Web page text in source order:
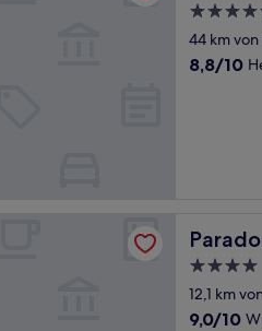
5.0-
Sterne-
44 km
8.8
8,8/10
Parador
4.0-
Sterne-
12,1 km
9.0
9,0/10